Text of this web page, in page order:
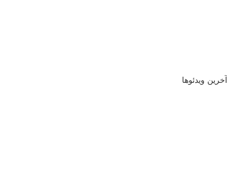
آخرین ویدئوها